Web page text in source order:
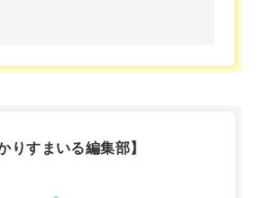
りすまいる編集部】